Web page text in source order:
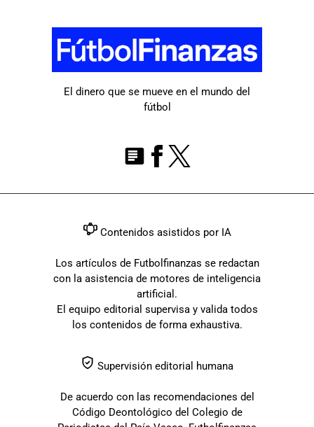
El dinero que se mueve en el mundo del
fútbol
Contenidos asistidos por IA
Los artículos de Futbolfinanzas se redactan
con la asistencia de motores de inteligencia
artificial.
El equipo editorial supervisa y valida todos
los contenidos de forma exhaustiva.
Supervisión editorial humana
De acuerdo con las recomendaciones del
Código Deontológico del Colegio de